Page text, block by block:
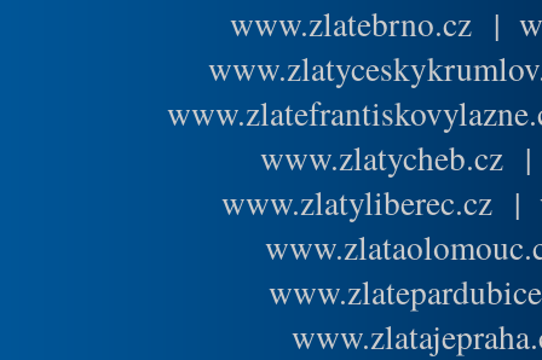
www.zlatebrno.cz |
www.zlatycheb.cz
www.zlatyliberec.cz |